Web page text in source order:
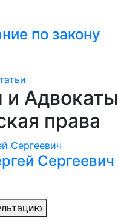
по закону
Адвокаты
права
Сергеевич